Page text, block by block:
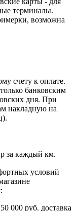
терминалы.
возможна
счету к оплате.
банковским
дня. При
накладную на
за каждый км.
условий
000 руб. доставка